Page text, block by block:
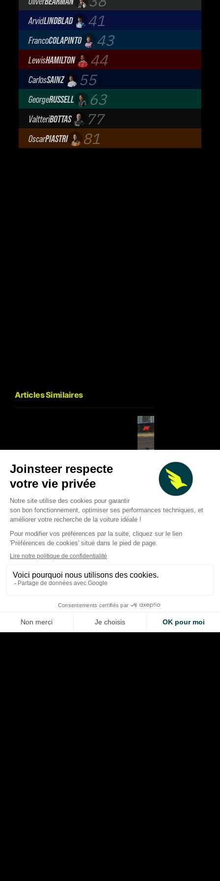
LA VOITURE DE VOS RÊVES
TGR Haas F1 Team
ArvidLINDBLAD 41
Visa Cash App Racing Bulls
FrancoCOLAPINTO 43
BWT Alpine Formula One Team
LewisHAMILTON 44
Scuderia Ferrari
CarlosSAINZ 55
Atlassian Williams F1 Team
GeorgeRUSSELL 63
Mercedes-AMG Petronas F1 Team
ValtteriBOTTAS 77
Cadillac Formula 1 Team
OscarPIASTRI 81
Articles Similaires
Deux Grands Prix à gagner :
Silverstone et le Circuit of the
Americas lancent un
concours géant pour les fans
de F1
Aug 6, 2026
F1 2026 : les
une règle qui
Aug 6, 2026